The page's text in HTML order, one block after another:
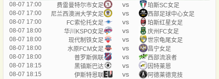
08-07 17:00 费雷曼特尔市女足 vs
珀斯SC女足
08-07 17:00
尼兰西澳洲大学女足 vs
西部足球中心女足
08-07 17:00
FC索伦托女足 vs
珀斯红星女足
08-07 18:00
华川KSPO女足 vs
庆州FC女足
08-07 18:00
现代制铁女足 vs
世宗龟尾女足
08-07 18:00
水原FCM女足 vs
昌宁女足
08-07 18:00
普罗斯佩联 vs
西部流浪者
08-07 18:15
黑镇斯巴达 vs
因特莱恩
08-07 18:15
伊斯特恩联 vs 阿德莱德竞技